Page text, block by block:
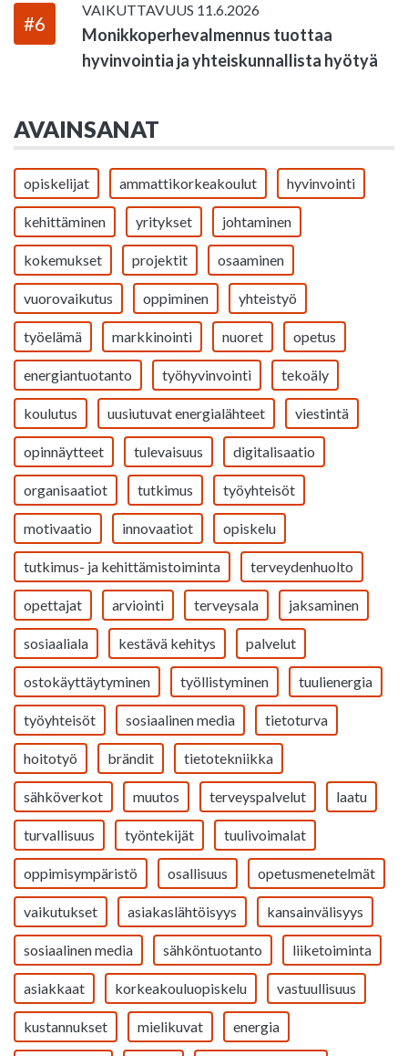
#6
VAIKUTTAVUUS 11.6.2026
Monikkoperhevalmennus tuottaa
hyvinvointia ja yhteiskunnallista hyötyä
AVAINSANAT
opiskelijat ammattikorkeakoulut hyvinvointi
kehittäminen yritykset johtaminen
kokemukset projektit osaaminen
vuorovaikutus oppiminen yhteistyö
työelämä markkinointi nuoret opetus
energiantuotanto työhyvinvointi tekoäly
koulutus uusiutuvat energialähteet viestintä
opinnäytteet tulevaisuus digitalisaatio
organisaatiot tutkimus työyhteisöt
motivaatio innovaatiot opiskelu
tutkimus- ja kehittämistoiminta terveydenhuolto
opettajat arviointi terveysala jaksaminen
sosiaaliala kestävä kehitys palvelut
ostokäyttäytyminen työllistyminen tuulienergia
työyhteisöt sosiaalinen media tietoturva
hoitotyö brändit tietotekniikka
sähköverkot muutos terveyspalvelut laatu
turvallisuus työntekijät tuulivoimalat
oppimisympäristö osallisuus opetusmenetelmät
vaikutukset asiakaslähtöisyys kansainvälisyys
sosiaalinen media sähköntuotanto liiketoiminta
asiakkaat korkeakouluopiskelu vastuullisuus
kustannukset mielikuvat energia